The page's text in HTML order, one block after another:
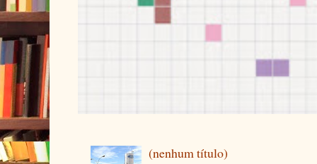
(nenhum título)